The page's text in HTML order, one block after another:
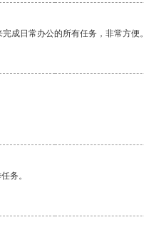
成日常办公的所有任务，非常方便。
务。